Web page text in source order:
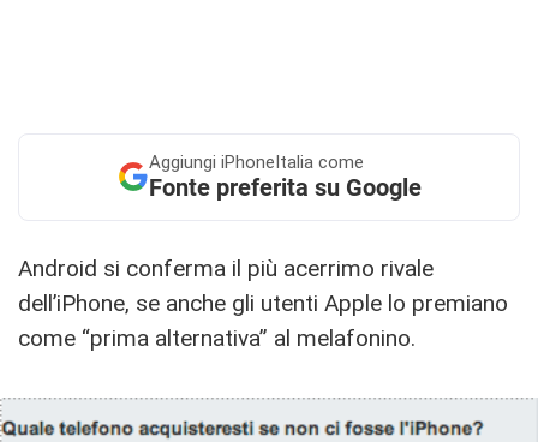
Aggiungi iPhoneItalia come
Fonte preferita su Google
Android si conferma il più acerrimo rivale
dell’iPhone, se anche gli utenti Apple lo premiano
come “prima alternativa” al melafonino.